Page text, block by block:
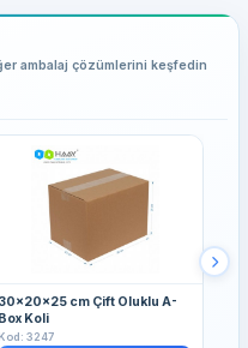
ambalaj çözümlerini keşfedin
30x20x25 cm Çift Oluklu A-
Box Koli
Kod: 3247